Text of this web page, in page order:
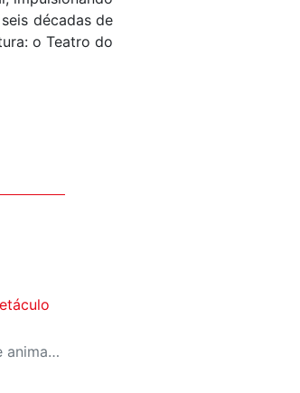
décadas de
o Teatro do
Montagem utiliza a linguagem do teatro de animação para abordar temas como amizade, timidez e descobertas da infância